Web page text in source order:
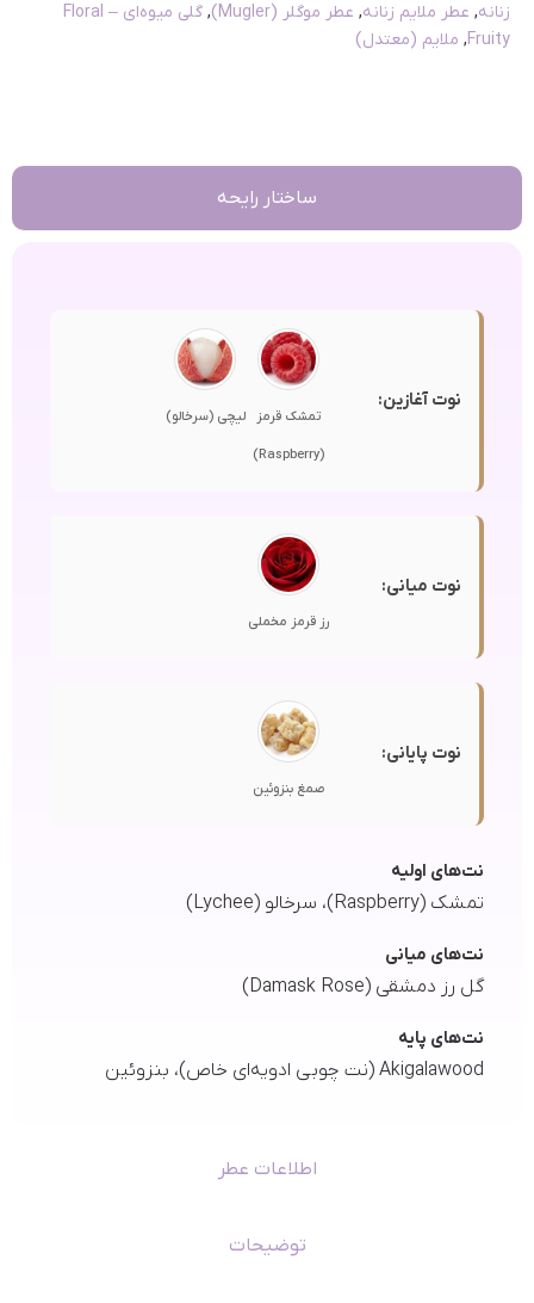
زنانه, عطر ملایم زنانه, عطر موگلر (Mugler) ,
گلی میوه‌ای – Floral
Fruity
, ملایم (معتدل)
ساختار رایحه
اطلاعات عطر
توضیحات
نوت آغازین:
تمشک قرمز
(Raspberry)
لیچی (سرخالو)
نوت میانی:
رز قرمز مخملی
نوت پایانی:
صمغ بنزوئین
نت‌های اولیه
تمشک (Raspberry)، سرخالو (Lychee)
نت‌های میانی
گل رز دمشقی (Damask Rose)
نت‌های پایه
Akigalawood (نت چوبی ادویه‌ای خاص)، بنزوئین